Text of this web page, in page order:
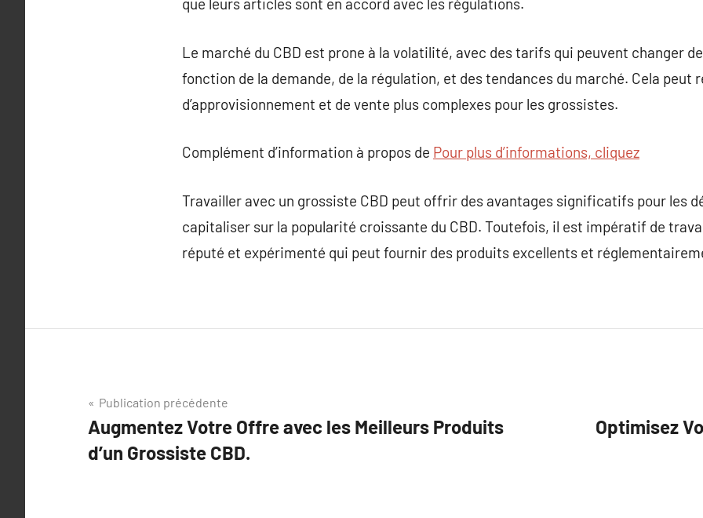
Le marché du CBD est prone à la volatilité, avec des tarifs qui peuvent changer
fonction de la demande, de la régulation, et des tendances du marché. Cela peut
d’approvisionnement et de vente plus complexes pour les grossistes.
Complément d’information à propos de Pour plus d’informations, cliquez
Travailler avec un grossiste CBD peut offrir des avantages significatifs pour les
capitaliser sur la popularité croissante du CBD. Toutefois, il est impératif de
réputé et expérimenté qui peut fournir des produits excellents et
Navigation
de
l’article
Publication précédente
Augmentez Votre Offre avec les Meilleurs Produits
d’un Grossiste CBD.
Optimisez